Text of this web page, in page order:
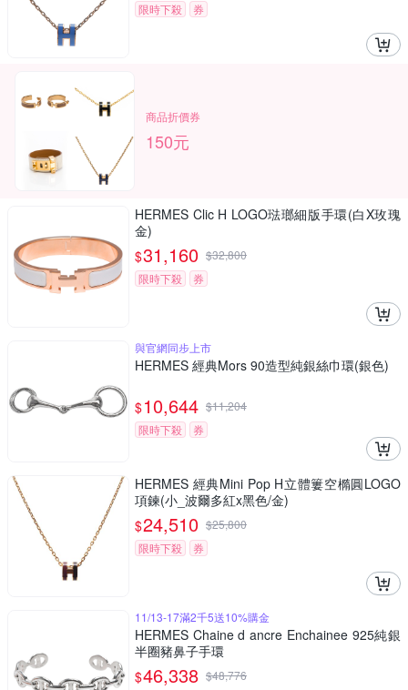
限時下殺
券
商品折價券
150元
HERMES Clic H LOGO琺瑯細版手環(白X玫瑰
金)
$31,160 $32,800
限時下殺
券
與官網同步上市
HERMES 經典Mors 90造型純銀絲巾環(銀色)
$10,644 $11,204
限時下殺
券
HERMES 經典Mini Pop H立體簍空橢圓LOGO
項鍊(小_波爾多紅x黑色/金)
$24,510 $25,800
限時下殺
券
11/13-17滿2千5送10%購金
HERMES Chaine d ancre Enchainee 925純銀
半圈豬鼻子手環
$46,338 $48,776